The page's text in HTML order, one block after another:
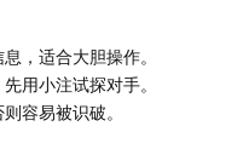
，适合大胆操作。
用小注试探对手。
容易被识破。